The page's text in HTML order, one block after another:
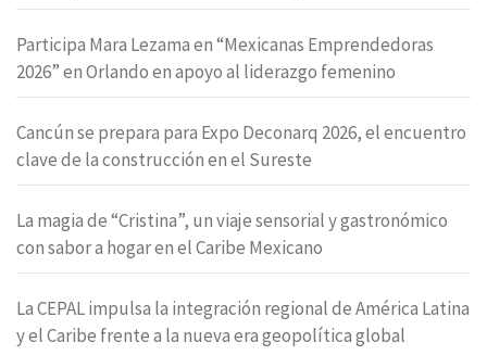
Participa Mara Lezama en “Mexicanas Emprendedoras
2026” en Orlando en apoyo al liderazgo femenino
Cancún se prepara para Expo Deconarq 2026, el encuentro
clave de la construcción en el Sureste
La magia de “Cristina”, un viaje sensorial y gastronómico
con sabor a hogar en el Caribe Mexicano
La CEPAL impulsa la integración regional de América Latina
y el Caribe frente a la nueva era geopolítica global